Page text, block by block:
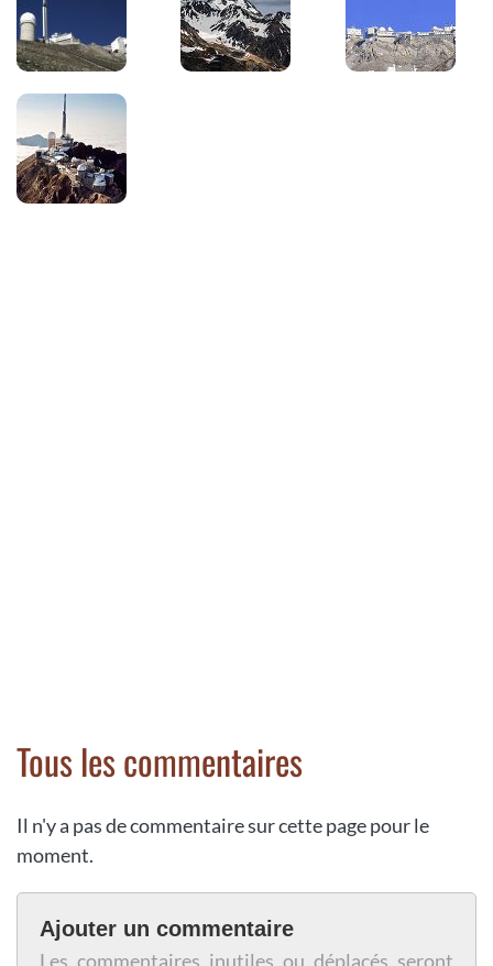
Tous les commentaires
Il n'y a pas de commentaire sur cette page pour le
moment.
Ajouter un commentaire
Les commentaires inutiles ou déplacés seront